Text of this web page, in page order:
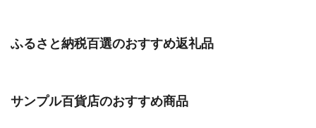
ふるさと納税百選のおすすめ返礼品
サンプル百貨店のおすすめ商品